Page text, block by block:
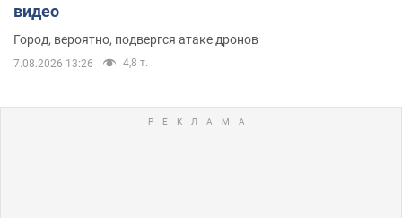
видео
Город, вероятно, подвергся атаке дронов
7.08.2026 13:26 4,8 т.